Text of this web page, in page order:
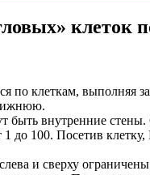
клеток
по клеткам, выполняя
внутренние
100. Посетив
и сверху